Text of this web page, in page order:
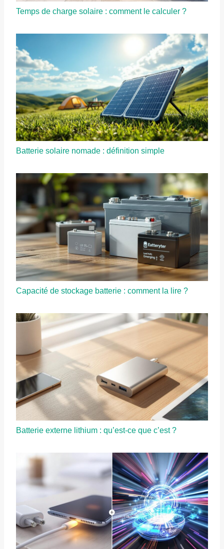
Temps de charge solaire : comment le calculer ?
Batterie solaire nomade : définition simple
Capacité de stockage batterie : comment la lire ?
Batterie externe lithium : qu’est-ce que c’est ?